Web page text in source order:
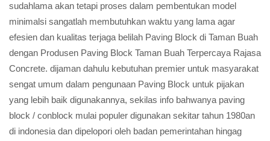
sudahlama akan tetapi proses dalam pembentukan model
minimalsi sangatlah membutuhkan waktu yang lama agar
efesien dan kualitas terjaga belilah Paving Block di Taman Buah
dengan Produsen Paving Block Taman Buah Terpercaya Rajasa
Concrete. dijaman dahulu kebutuhan premier untuk masyarakat
sengat umum dalam pengunaan Paving Block untuk pijakan
yang lebih baik digunakannya, sekilas info bahwanya paving
block / conblock mulai populer digunakan sekitar tahun 1980an
di indonesia dan dipelopori oleh badan pemerintahan hingag